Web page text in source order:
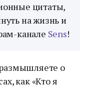
цитаты,
на жизнь и
канале Sens!
о
как «Кто я